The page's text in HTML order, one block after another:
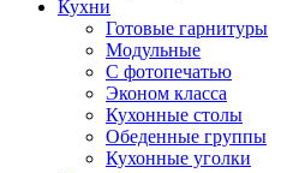
Кухни
Готовые гарнитуры
Модульные
С фотопечатью
Эконом класса
Кухонные столы
Обеденные группы
Кухонные уголки